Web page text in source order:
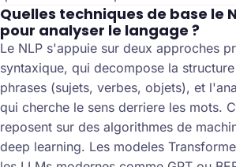
Quelles techniques de base le
pour analyser le langage ?
Le NLP s'appuie sur deux approches
syntaxique, qui decompose la
phrases (sujets, verbes, objets), et
qui cherche le sens derriere les mots.
reposent sur des algorithmes de
deep learning. Les modeles